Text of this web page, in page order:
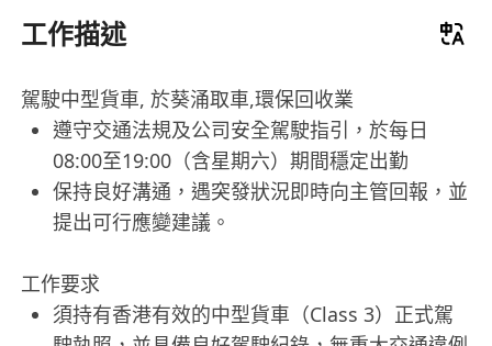
工作描述
駕駛中型貨車, 於葵涌取車,環保回收業
遵守交通法規及公司安全駕駛指引，於每日
08:00至19:00（含星期六）期間穩定出勤
保持良好溝通，遇突發狀況即時向主管回報，並
提出可行應變建議。
工作要求
須持有香港有效的中型貨車（Class 3）正式駕